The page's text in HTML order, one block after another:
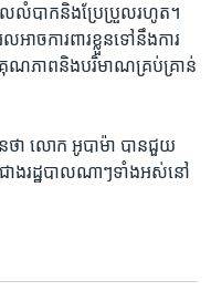
លំបាក​និង​ប្រែប្រួល​រហូត។
ល​អាច​ការពារ​ខ្លួន​ទៅ​នឹង​ការ
គុណភាព​និង​បរិមាណ​គ្រប់គ្រាន់​
ន​ថា ​លោក អូបាម៉ា​ បានជួយ​
ង​រដ្ឋបាល​ណាៗ​ទាំងអស់​នៅ​